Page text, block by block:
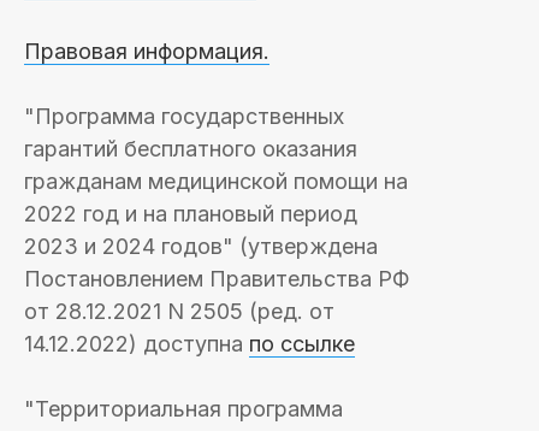
Правовая информация.
"Программа государственных
гарантий бесплатного оказания
гражданам медицинской помощи на
2022 год и на плановый период
2023 и 2024 годов" (утверждена
Постановлением Правительства РФ
от 28.12.2021 N 2505 (ред. от
14.12.2022) доступна по ссылке
"Территориальная программа